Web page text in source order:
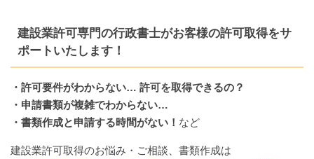
建設業許可専門の行政書士がお客様の許可取得をサ
ポートいたします！
・許可要件がわからない… 許可を取得できるの？
・申請書類が複雑でわからない…
・書類作成と申請する時間がない！ など
建設業許可取得のお悩み・ご相談、書類作成は